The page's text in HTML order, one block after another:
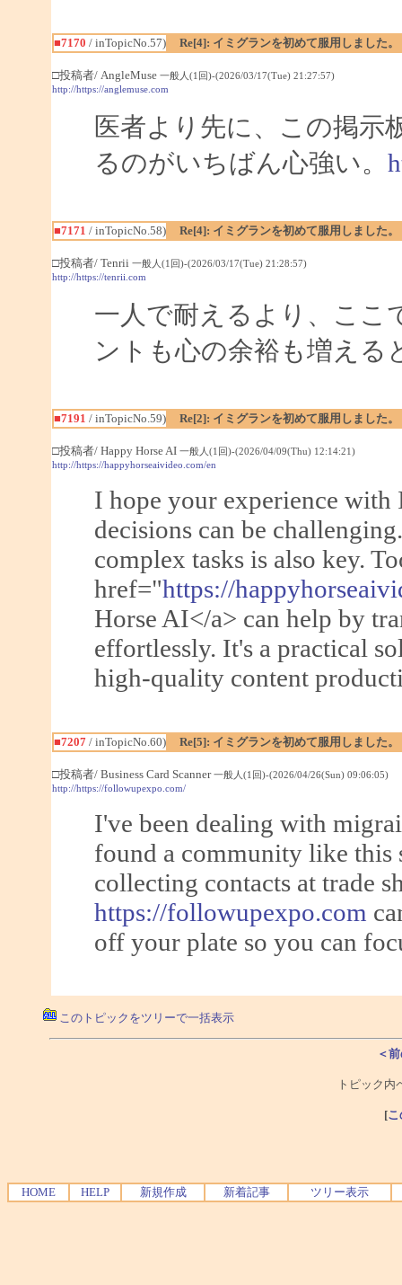
■7170 / inTopicNo.57) Re[4]: イミグランを初めて服用しました。
□投稿者/ AngleMuse 一般人(1回)-(2026/03/17(Tue) 21:27:57)
http://https://anglemuse.com
医者より先に、この掲示
るのがいちばん心強い。
■7171 / inTopicNo.58) Re[4]: イミグランを初めて服用しました。
□投稿者/ Tenrii 一般人(1回)-(2026/03/17(Tue) 21:28:57)
http://https://tenrii.com
一人で耐えるより、ここ
ントも心の余裕も増える
■7191 / inTopicNo.59) Re[2]: イミグランを初めて服用しました。
□投稿者/ Happy Horse AI 一般人(1回)-(2026/04/09(Thu) 12:14:21)
http://https://happyhorseaivideo.com/en
I hope your experience
decisions can be
complex tasks is also key.
href="https://
Horse AI</a> can help by
effortlessly. It's a practical
high-quality content
■7207/ inTopicNo.60) Re[5]: イミグランを初めて服用しました。
□投稿者/ Business Card Scanner一般人(1回)-(2026/04/26(Sun) 09:06:05)
http://https://followupexpo.com/
I've been dealing with
found a community like this
collecting contacts at trade
https://followupexpo.com
off your plate so you can
このトピックをツリーで一括表示
＜
トピック内
[こ
HOME HELP 新規作成 新着記事 ツリー表示